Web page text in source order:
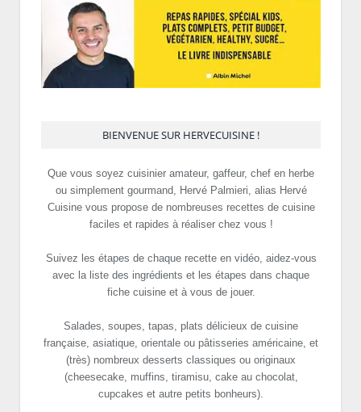
BIENVENUE SUR HERVECUISINE !
Que vous soyez cuisinier amateur, gaffeur, chef en herbe
ou simplement gourmand, Hervé Palmieri, alias Hervé
Cuisine vous propose de nombreuses recettes de cuisine
faciles et rapides à réaliser chez vous !
Suivez les étapes de chaque recette en vidéo, aidez-vous
avec la liste des ingrédients et les étapes dans chaque
fiche cuisine et à vous de jouer.
Salades, soupes, tapas, plats délicieux de cuisine
française, asiatique, orientale ou pâtisseries américaine, et
(très) nombreux desserts classiques ou originaux
(cheesecake, muffins, tiramisu, cake au chocolat,
cupcakes et autre petits bonheurs).